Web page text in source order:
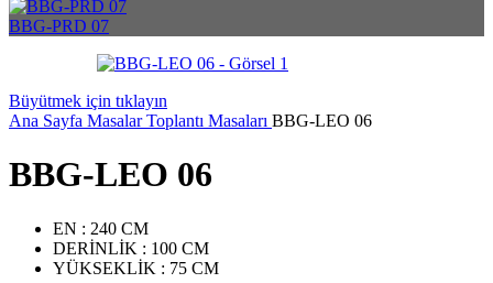
BBG-PRD 07
Büyütmek için tıklayın
Ana Sayfa MasalarToplantı Masaları BBG-LEO 06
BBG-LEO 06
EN : 240 CM
DERİNLİK : 100 CM
YÜKSEKLİK : 75 CM